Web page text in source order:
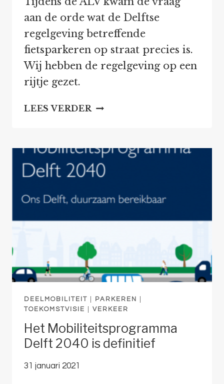
aan de orde wat de Delftse
regelgeving betreffende
fietsparkeren op straat precies is.
Wij hebben de regelgeving op een
rijtje gezet.
LEES VERDER WAT
REGELS
VOOR
FIETSPARKEREN?
DEELMOBILITEIT PARKEREN
TOEKOMSTVISIE
VERKEER
Het Mobiliteitsprogramma
Delft 2040 is definitief
31 januari 2021